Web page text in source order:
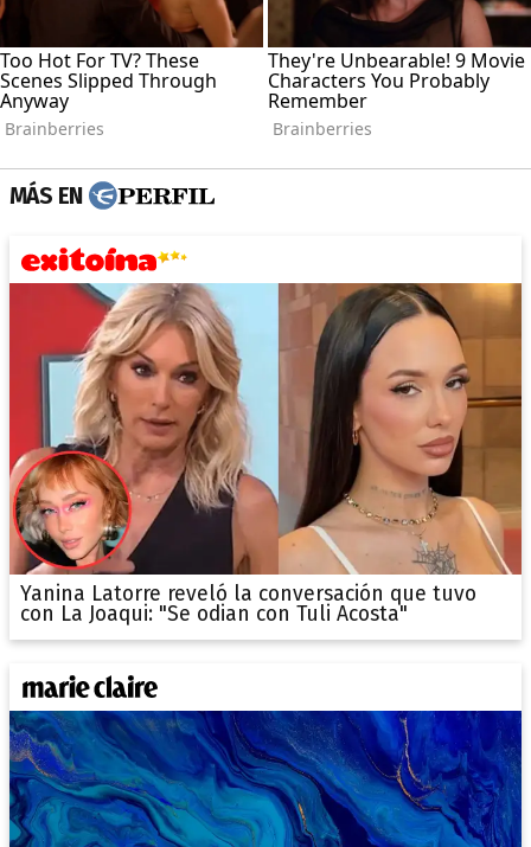
MÁS EN
Yanina Latorre reveló la conversación que tuvo
con La Joaqui: "Se odian con Tuli Acosta"